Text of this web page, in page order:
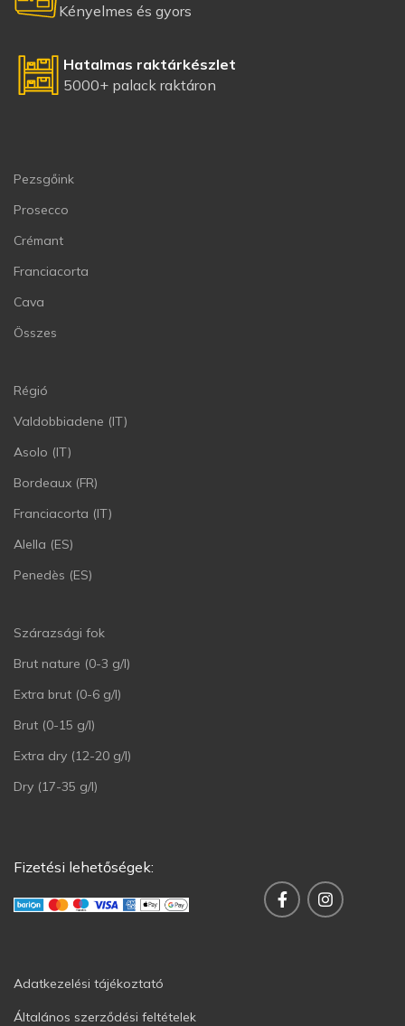
Kényelmes és gyors
Hatalmas raktárkészlet
5000+ palack raktáron
Pezsgőink
Prosecco
Crémant
Franciacorta
Cava
Összes
Régió
Valdobbiadene (IT)
Asolo (IT)
Bordeaux (FR)
Franciacorta (IT)
Alella (ES)
Penedès (ES)
Szárazsági fok
Brut nature (0-3 g/l)
Extra brut (0-6 g/l)
Brut (0-15 g/l)
Extra dry (12-20 g/l)
Dry (17-35 g/l)
Fizetési lehetőségek:
Adatkezelési tájékoztató
Általános szerződési feltételek